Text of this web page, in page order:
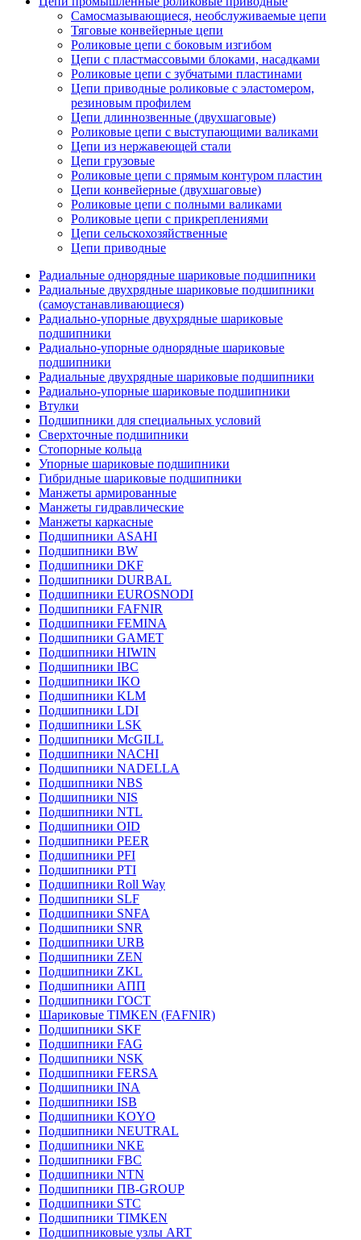
Самосмазывающиеся, необслуживаемые цепи
Тяговые конвейерные цепи
Роликовые цепи с боковым изгибом
Цепи с пластмассовыми блоками, насадками
Роликовые цепи с зубчатыми пластинами
Цепи приводные роликовые с эластомером,
резиновым профилем
Цепи длиннозвенные (двухшаговые)
Роликовые цепи с выступающими валиками
Цепи из нержавеющей стали
Цепи грузовые
Роликовые цепи с прямым контуром пластин
Цепи конвейерные (двухшаговые)
Роликовые цепи с полными валиками
Роликовые цепи с прикреплениями
Цепи сельскохозяйственные
Цепи приводные
Радиальные однорядные шариковые подшипники
Радиальные двухрядные шариковые подшипники
(самоустанавливающиеся)
Радиально-упорные двухрядные шариковые
подшипники
Радиально-упорные однорядные шариковые
подшипники
Радиальные двухрядные шариковые подшипники
Радиально-упорные шариковые подшипники
Втулки
Подшипники для специальных условий
Сверхточные подшипники
Стопорные кольца
Упорные шариковые подшипники
Гибридные шариковые подшипники
Манжеты армированные
Манжеты гидравлические
Манжеты каркасные
Подшипники ASAHI
Подшипники BW
Подшипники DKF
Подшипники DURBAL
Подшипники EUROSNODI
Подшипники FAFNIR
Подшипники FEMINA
Подшипники GAMET
Подшипники HIWIN
Подшипники IBC
Подшипники IKO
Подшипники KLM
Подшипники LDI
Подшипники LSK
Подшипники McGILL
Подшипники NACHI
Подшипники NADELLA
Подшипники NBS
Подшипники NIS
Подшипники NTL
Подшипники OID
Подшипники PEER
Подшипники PFI
Подшипники PTI
Подшипники Roll Way
Подшипники SLF
Подшипники SNFA
Подшипники SNR
Подшипники URB
Подшипники ZEN
Подшипники ZKL
Подшипники АПП
Подшипники ГОСТ
Шариковые ТІMKEN (FAFNIR)
Подшипники SKF
Подшипники FAG
Подшипники NSK
Подшипники FERSA
Подшипники INA
Подшипники ISB
Подшипники KOYO
Подшипники NEUTRAL
Подшипники NKE
Подшипники FBC
Подшипники NTN
Подшипники ПВ-GROUP
Подшипники STC
Подшипники TIMKEN
Подшипниковые узлы ART